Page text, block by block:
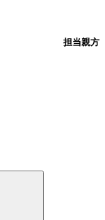
担当親方